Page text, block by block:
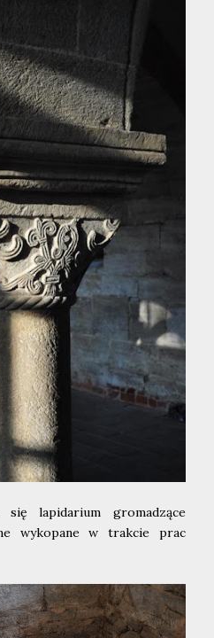
lapidarium gromadzące
wykopane w trakcie prac